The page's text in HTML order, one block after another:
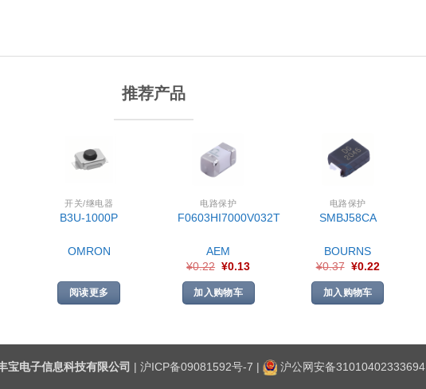
推荐产品
开关/继电器
B3U-1000P
OMRON
阅读更多
电路保护
F0603HI7000V032T
AEM
¥0.22 ¥0.13
加入购物车
电路保护
SMBJ58CA
BOURNS
¥0.37 ¥0.22
加入购物车
宝电子信息科技有限公司 | 沪ICP备09081592号-7 | 沪公网安备31010402333694